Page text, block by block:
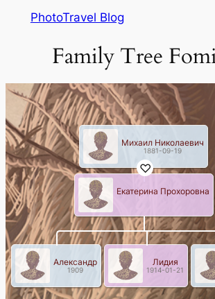
PhotoTravel Blog
Family Tree
Михаил Николаевич
1881-09-19
Екатерина Прохоровна
Александр
1909
Лидия
1914-01-21